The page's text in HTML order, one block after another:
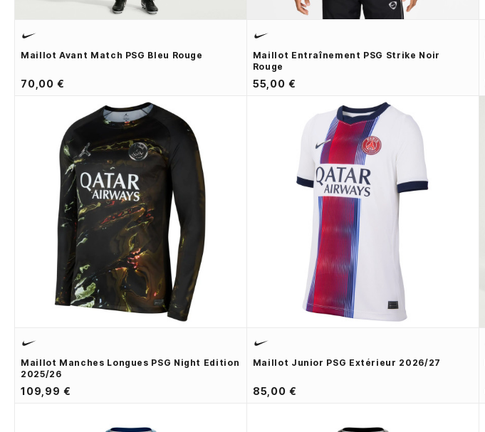
Maillot Avant Match PSG Bleu Rouge
70,00 €
Maillot Entraînement PSG Strike Noir
Rouge
55,00 €
Maillot Manches Longues PSG Night Edition
2025/26
109,99 €
Maillot Junior PSG Extérieur 2026/27
85,00 €